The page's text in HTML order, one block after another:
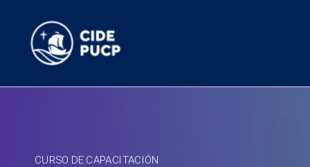
CURSO DE CAPACITACIÓN